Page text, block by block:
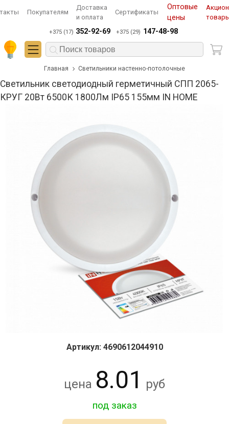
Покупателям
Доставка
и оплата
Сертификаты
Оптовые
цены
+375 (17) 352-92-69 +375 (29) 147-48-98
Главная Светильники настенно-потолочные
Светильник светодиодный герметичный СПП 2065-
КРУГ 20Вт 6500К 1800Лм IP65 155мм IN HOME
Артикул: 4690612044910
цена 8.01 руб
под заказ